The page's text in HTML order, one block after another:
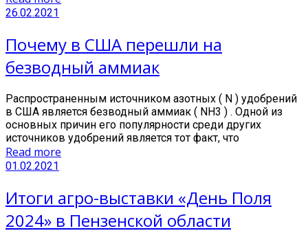
26.02.2021
Почему в США перешли на
безводный аммиак
Распространенным источником азотных ( N ) удобрений
в США является безводный аммиак ( NH3 ) . Одной из
основных причин его популярности среди других
источников удобрений является тот факт, что
Read more
01.02.2021
Итоги агро-выставки «День Поля
2024» в Пензенской области